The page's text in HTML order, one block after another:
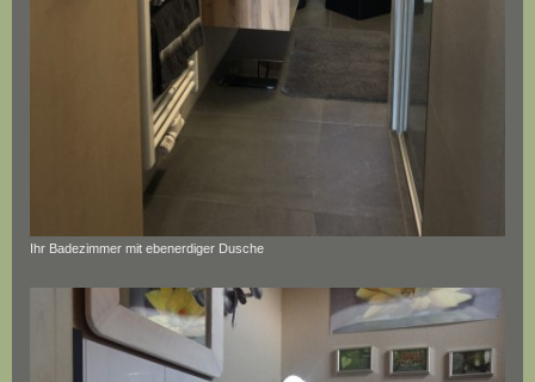
Ihr Badezimmer mit ebenerdiger Dusche